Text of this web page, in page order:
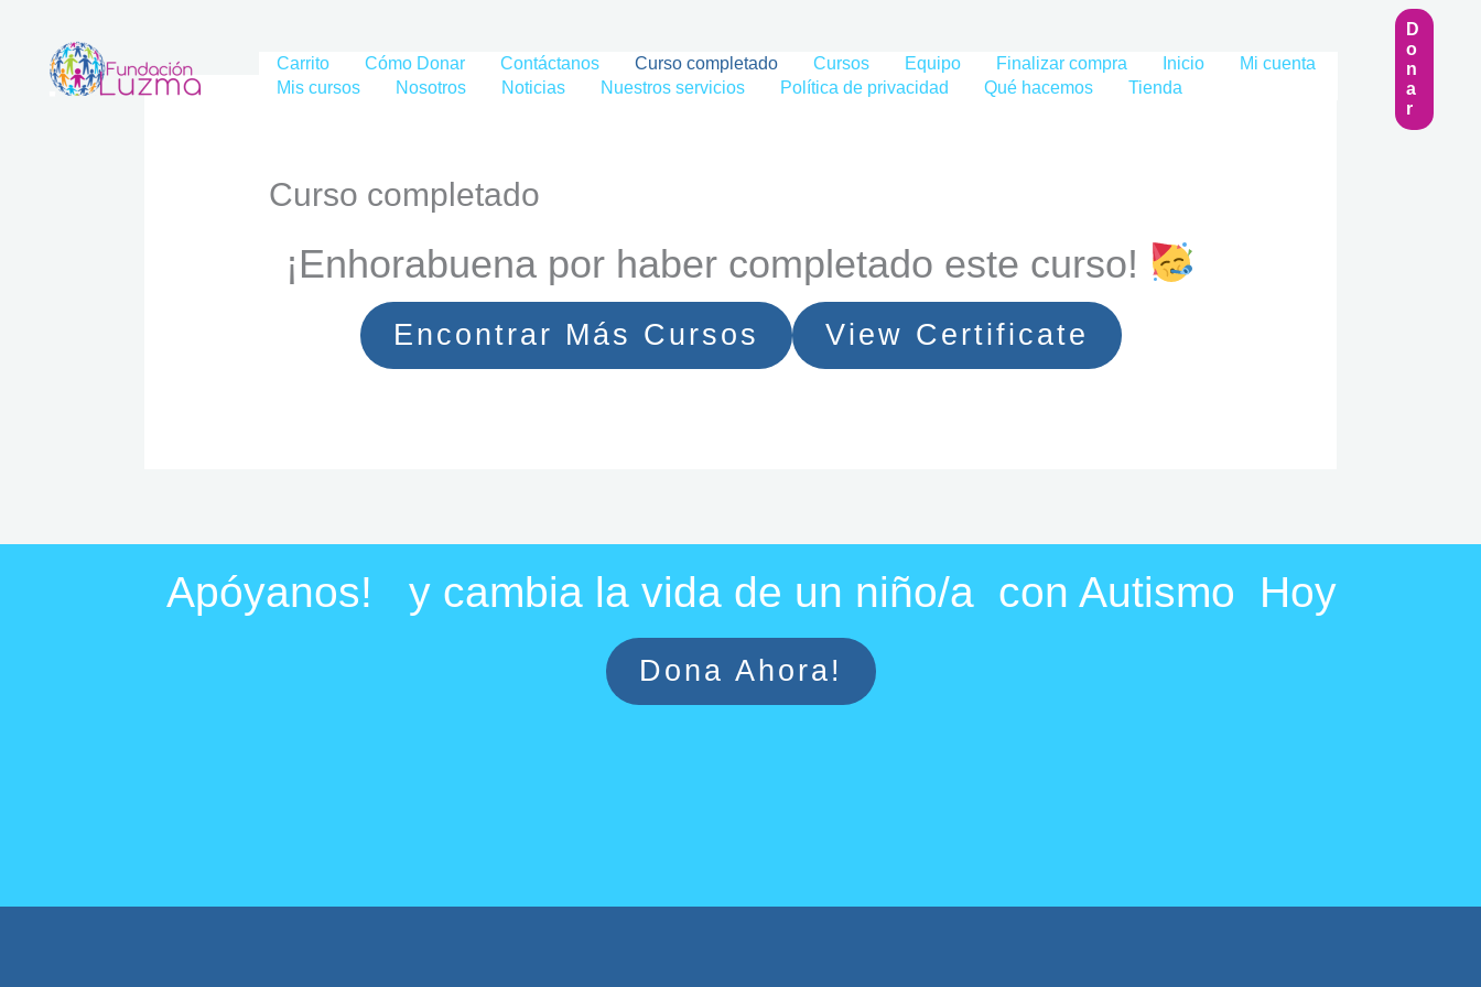
content
Carrito Cómo Donar Contáctanos Curso completado Cursos Equipo Finalizar compra Inicio
Mi cuenta
Mis cursos
Nosotros Noticias Nuestros servicios Política de privacidad Qué hacemos Tienda
D
O
N
A
R
Curso completado
¡Enhorabuena por haber completado este curso!
Encontrar Más Cursos View Certificate
Apóyanos! y cambia la vida de un niño/a con Autismo Hoy
Dona Ahora!